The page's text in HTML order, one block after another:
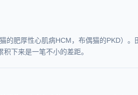
的肥厚性心肌病HCM，布偶猫的PKD）
下来是一笔不小的差距。